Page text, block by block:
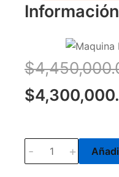
$
$
- +